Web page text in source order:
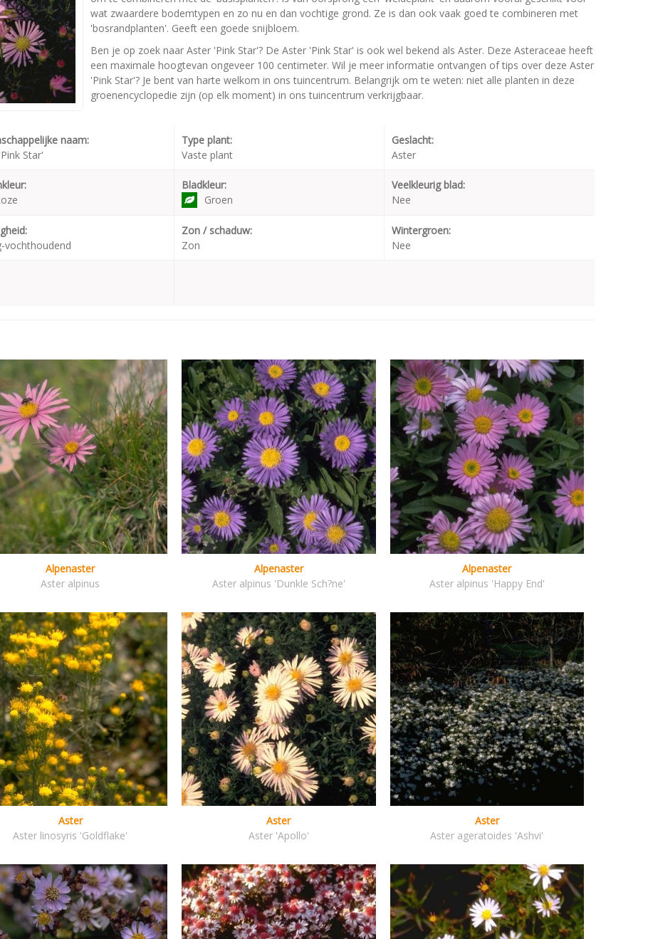
wat zwaardere bodemtypen en zo nu en dan vochtige grond. Ze is dan ook vaak goed te combineren met
'bosrandplanten'. Geeft een goede snijbloem.
Ben je op zoek naar Aster 'Pink Star'? De Aster 'Pink Star' is ook wel bekend als Aster. Deze Asteraceae heeft
een maximale hoogtevan ongeveer 100 centimeter. Wil je meer informatie ontvangen of tips over deze Aster
'Pink Star'? Je bent van harte welkom in ons tuincentrum. Belangrijk om te weten: niet alle planten in deze
groenencyclopedie zijn (op elk moment) in ons tuincentrum verkrijgbaar.
naam:
Star'
Type plant:
Vaste plant
Geslacht:
Aster
Bladkleur:
Groen
Veelkleurig blad:
Nee
vochthoudend
Zon / schaduw:
Zon
Wintergroen:
Nee
Alpenaster
Aster alpinus
Alpenaster
Aster alpinus 'Dunkle Sch?ne'
Alpenaster
Aster alpinus 'Happy End'
Aster
Aster linosyris 'Goldflake'
Aster
Aster 'Apollo'
Aster
Aster ageratoides 'Ashvi'